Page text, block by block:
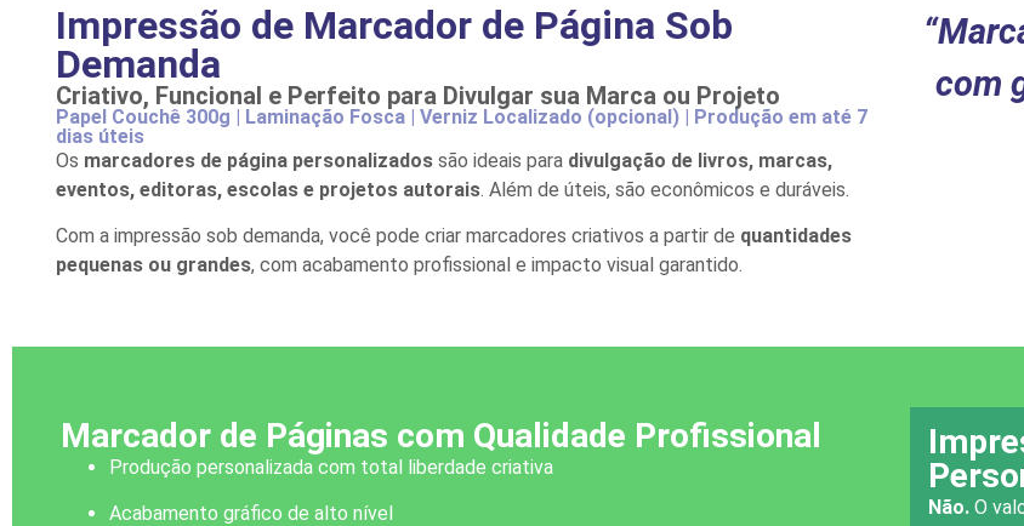
Impressão de Marcador de Página Sob
Demanda
Criativo, Funcional e Perfeito para Divulgar sua Marca ou Projeto
Papel Couchê 300g | Laminação Fosca | Verniz Localizado (opcional) | Produção em até 7
dias úteis
Os marcadores de página personalizados são ideais para divulgação de livros, marcas,
eventos, editoras, escolas e projetos autorais . Além de úteis, são econômicos e duráveis.
Com a impressão sob demanda, você pode criar marcadores criativos a partir de quantidades
pequenas ou grandes, com acabamento profissional e impacto visual garantido.
com
Marcador de Páginas com Qualidade Profissional
Produção personalizada com total liberdade criativa
Acabamento gráfico de alto nível Não. O